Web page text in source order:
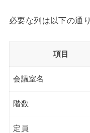
必要な列は以下の通り
項目
会議室名
階数
定員